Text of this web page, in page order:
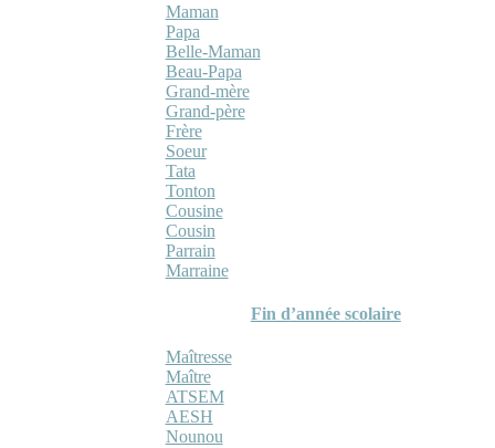
Maman
Papa
Belle-Maman
Beau-Papa
Grand-mère
Grand-père
Frère
Soeur
Tata
Tonton
Cousine
Cousin
Parrain
Marraine
Fin d’année scolaire
Maîtresse
Maître
ATSEM
AESH
Nounou